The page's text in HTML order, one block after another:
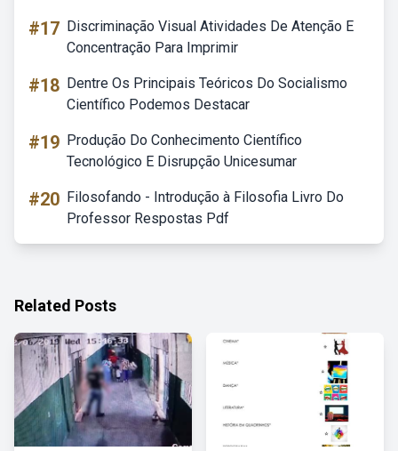
#17 Discriminação Visual Atividades De Atenção E
Concentração Para Imprimir
#18 Dentre Os Principais Teóricos Do Socialismo
Científico Podemos Destacar
#19 Produção Do Conhecimento Científico
Tecnológico E Disrupção Unicesumar
#20 Filosofando - Introdução à Filosofia Livro Do
Professor Respostas Pdf
Related Posts